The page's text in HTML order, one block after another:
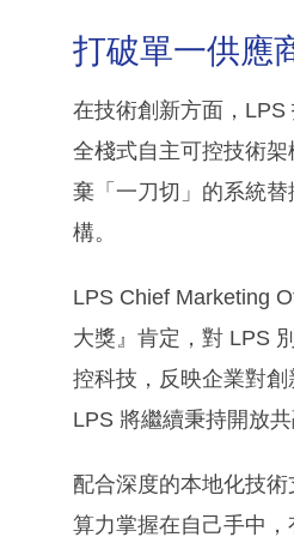
打破單一供應
在技術創新方面，
全棧式自主可控技術
棄「一刀切」的系統
構。
LPS Chief Marketing
大獎』肯定，對 LPS
控科技，反映企業對
LPS 將繼續秉持開放
配合深度的本地化技
算力掌握在自己手中